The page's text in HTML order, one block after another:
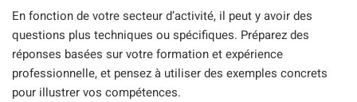
En fonction de votre secteur d’activité, il peut y avoir des
questions plus techniques ou spécifiques. Préparez des
réponses basées sur votre formation et expérience
professionnelle, et pensez à utiliser des exemples concrets
pour illustrer vos compétences.